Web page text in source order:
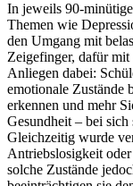
In jeweils 90-
Themen wie
den Umgang mit
Zeigefinger, dafür
Anliegen dabei:
emotionale Zustände
erkennen und mehr
Gesundheit – bei
Gleichzeitig wurde
Antriebslosigkeit
solche Zustände